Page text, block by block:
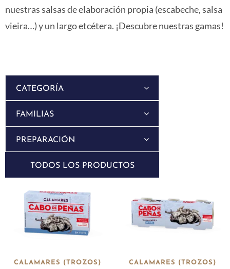
nuestras salsas de elaboración propia (escabeche, salsa
vieira…) y un largo etcétera. ¡Descubre nuestras gamas!
CATEGORÍA
FAMILIAS
PREPARACIÓN
TODOS LOS PRODUCTOS
CALAMARES (TROZOS)
CALAMARES (TROZOS)